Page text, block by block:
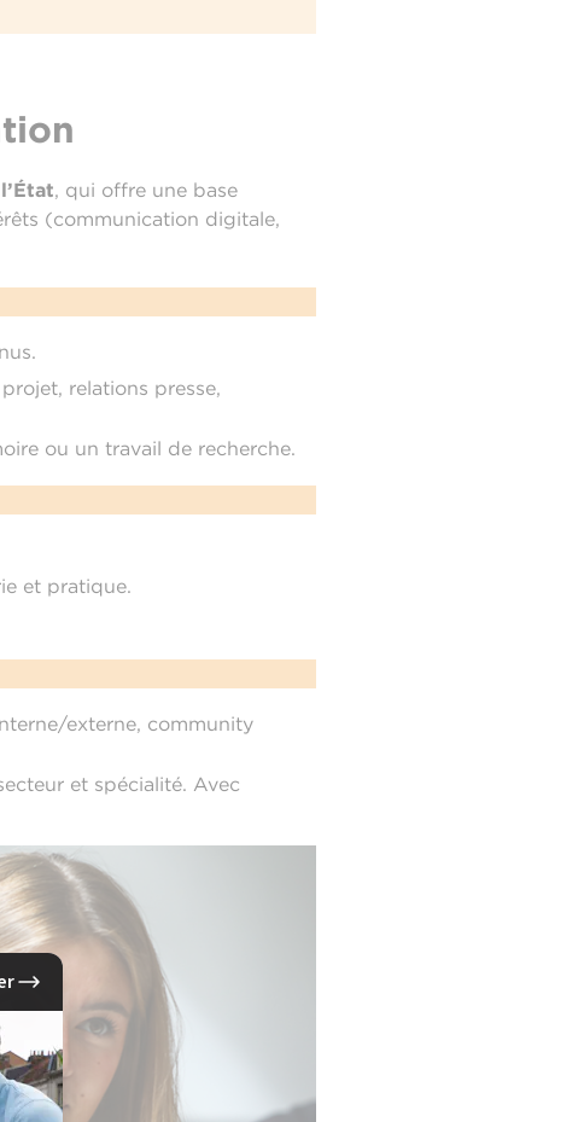
, qui offre une base
(communication digitale,
relations presse,
ou un travail de recherche.
et pratique.
externe, community
et spécialité. Avec